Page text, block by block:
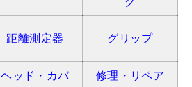
距離測定器 グリップ
ヘッド・カバ
修理・リペア